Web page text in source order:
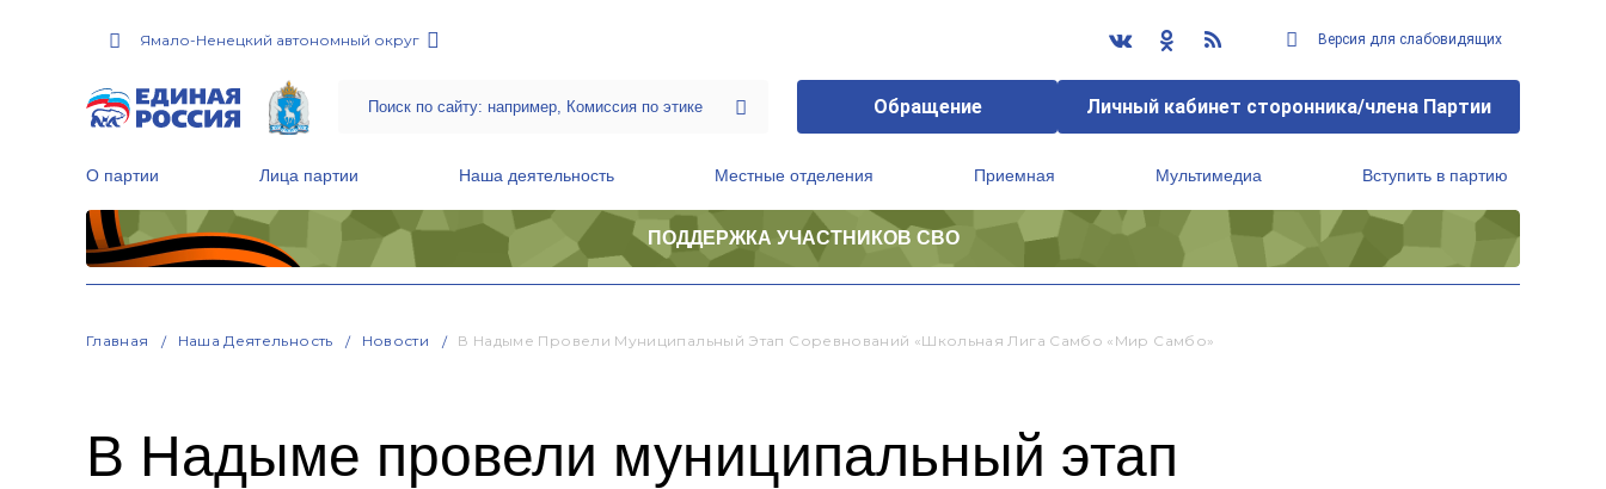
Ямало-Ненецкий автономный округ Версия для слабовидящих
Обращение Личный кабинет сторонника/члена Партии
О партии Лица партии Наша деятельность Местные отделения Приемная Мультимедиа Вступить в партию
ПОДДЕРЖКА УЧАСТНИКОВ СВО
Главная Наша Деятельность Новости В Надыме Провели Муниципальный Этап Соревнований «Школьная Лига Самбо «Мир Самбо»
В Надыме провели муниципальный этап